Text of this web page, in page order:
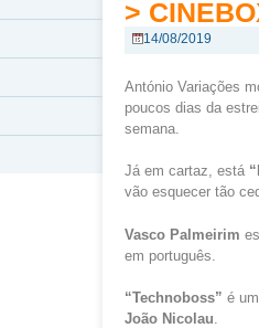
>
14/08/2019
António Variações
poucos dias da
semana.
Já em cartaz, está “
vão esquecer tão
Vasco Palmeirim
em português.
“Technoboss” é
João Nicolau.